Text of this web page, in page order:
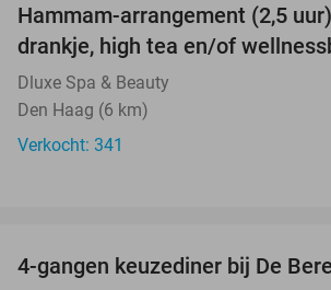
Hammam-arrangement (2,5
drankje, high tea en/of
Dluxe Spa & Beauty
Den Haag (6 km)
Verkocht: 341
4-gangen keuzediner bij De